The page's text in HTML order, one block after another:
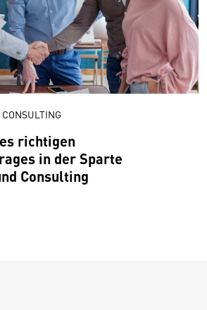
richtigen
in der Sparte
Consulting